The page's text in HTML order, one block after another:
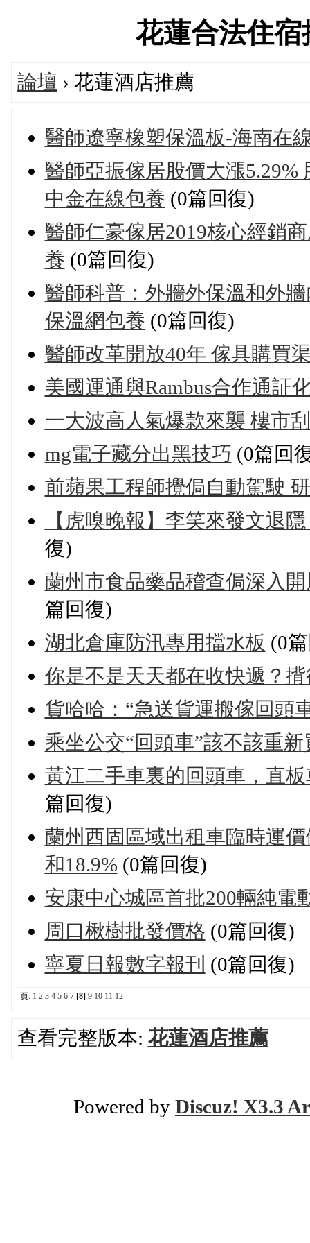
花蓮合法住
論壇 › 花蓮酒店推薦
醫師遼寧橡塑保溫板-海南在
醫師亞振傢居股價大漲5.29%
中金在線包養 (0篇回復)
醫師仁豪傢居2019核心經銷
養 (0篇回復)
醫師科普：外牆外保溫和外
保溫網包養 (0篇回復)
醫師改革開放40年 傢具購買
美國運通與Rambus合作通証
一大波高人氣爆款來襲 樓市
mg電子藏分出黑技巧 (0篇回
前蘋果工程師攪侷自動駕駛
【虎嗅晚報】李笑來發文退
復)
蘭州市食品藥品稽查侷深入
篇回復)
湖北倉庫防汛專用擋水板 (0
你是不是天天都在收快遞？
貨哈哈：“急送貨運搬傢回頭
乘坐公交“回頭車”該不該重新
黃江二手車裏的回頭車，直
篇回復)
蘭州西固區域出租車臨時運
和18.9%(0篇回復)
安康中心城區首批200輛純電
周口楸樹批發價格 (0篇回復)
寧夏日報數字報刊 (0篇回復)
頁: 1 2 3 4 5 6 7 [8] 9 10 11 12
查看完整版本: 花蓮酒店推薦
Powered by Discuz! X3.3